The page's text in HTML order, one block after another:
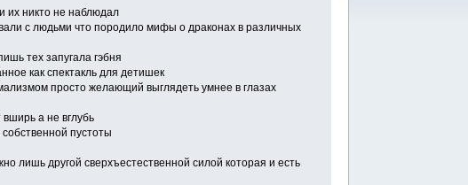
их никто не наблюдал
с людьми что породило мифы о драконах в различных
тех запугала гэбня
как спектакль для детишек
просто желающий выглядеть умнее в глазах
а не вглубь
пустоты
лишь другой сверхъестественной силой которая и есть